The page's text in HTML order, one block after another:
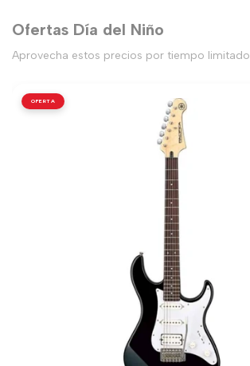
Ofertas Día del Niño
Aprovecha estos precios por tiempo limitado
OFERTA